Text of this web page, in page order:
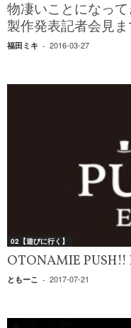
物凄いことになって
製作発表記者会見ま
福田ミキ - 2016-03-27
02【遊びに行く】
OTONAMIE PUSH!!
ともーこ - 2017-07-21